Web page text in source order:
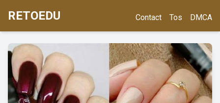
RETOEDU Contact Tos DMCA